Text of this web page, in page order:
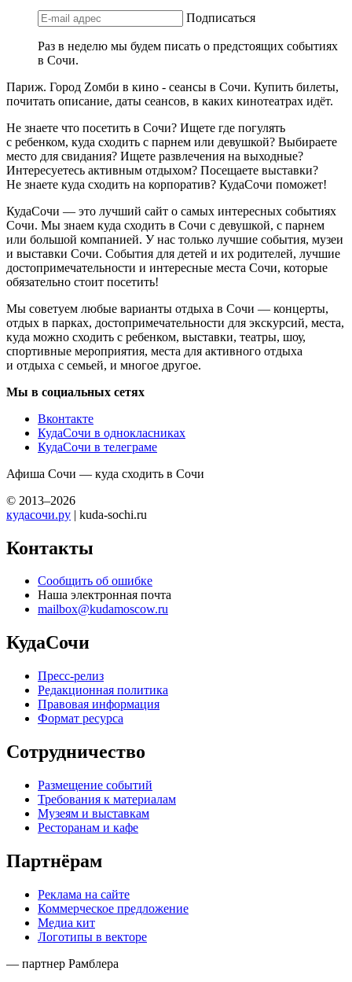
Подписаться
Раз в неделю мы будем писать о предстоящих событиях
в Сочи.
Париж. Город Zомби в кино - сеансы в Сочи. Купить билеты,
почитать описание, даты сеансов, в каких кинотеатрах идёт.
Не знаете что посетить в Сочи? Ищете где погулять
с ребенком, куда сходить с парнем или девушкой? Выбираете
место для свидания? Ищете развлечения на выходные?
Интересуетесь активным отдыхом? Посещаете выставки?
Не знаете куда сходить на корпоратив? КудаСочи поможет!
КудаСочи — это лучший сайт о самых интересных событиях
Сочи. Мы знаем куда сходить в Сочи с девушкой, с парнем
или большой компанией. У нас только лучшие события, музеи
и выставки Сочи. События для детей и их родителей, лучшие
достопримечательности и интересные места Сочи, которые
обязательно стоит посетить!
Мы советуем любые варианты отдыха в Сочи — концерты,
отдых в парках, достопримечательности для экскурсий, места,
куда можно сходить с ребенком, выставки, театры, шоу,
спортивные мероприятия, места для активного отдыха
и отдыха с семьей, и многое другое.
Мы в социальных сетях
Вконтакте
КудаСочи в однокласниках
КудаСочи в телеграме
Афиша Сочи — куда сходить в Сочи
© 2013–2026
кудасочи.ру | kuda-sochi.ru
Контакты
Сообщить об ошибке
Наша электронная почта
mailbox@kudamoscow.ru
КудаСочи
Пресс-релиз
Редакционная политика
Правовая информация
Формат ресурса
Сотрудничество
Размещение событий
Требования к материалам
Музеям и выставкам
Ресторанам и кафе
Партнёрам
Реклама на сайте
Коммерческое предложение
Медиа кит
Логотипы в векторе
— партнер Рамблера